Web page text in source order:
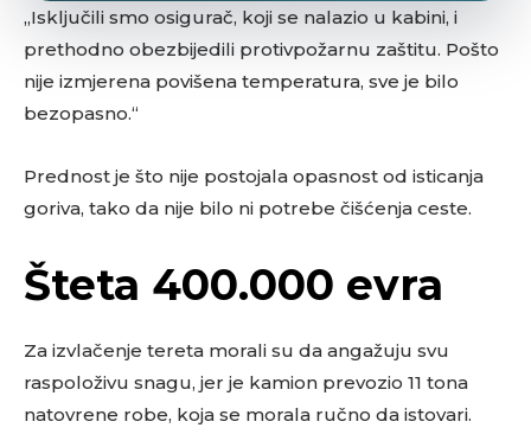
„Isključili smo osigurač, koji se nalazio u kabini, i
prethodno obezbijedili protivpožarnu zaštitu. Pošto
nije izmjerena povišena temperatura, sve je bilo
bezopasno.“
Prednost je što nije postojala opasnost od isticanja
goriva, tako da nije bilo ni potrebe čišćenja ceste.
Šteta 400.000 evra
Za izvlačenje tereta morali su da angažuju svu
raspoloživu snagu, jer je kamion prevozio 11 tona
natovrene robe, koja se morala ručno da istovari.